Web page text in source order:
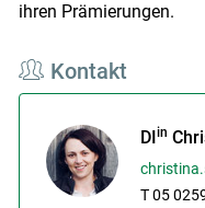
ihren Prämierungen.
Kontakt
DI in
T 05